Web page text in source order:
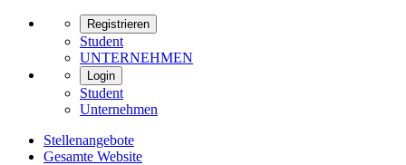
Registrieren
Student
UNTERNEHMEN
Login
Student
Unternehmen
Stellenangebote
Gesamte Website